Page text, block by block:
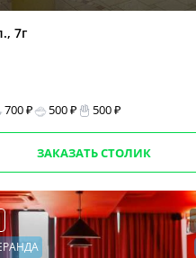
7г
700 ₽ 500 ₽ 500 ₽
ЗАКАЗАТЬ СТОЛИК